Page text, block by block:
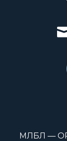
МЛБЛ —